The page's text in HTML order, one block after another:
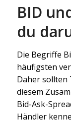
BID
du
Die Begriffe
häufigsten
Daher sollten
diesem
Bid-Ask-
Händler